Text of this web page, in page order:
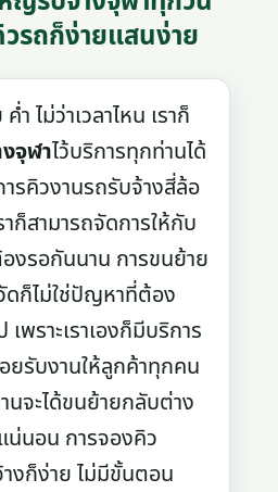
วรถก็ง่ายแสนง่าย
ไม่ว่าเวลาไหน เราก็
จุฬาไว้บริการทุกท่านได้
รคิวงานรถรับจ้างสี่ล้อ
ก็สามารถจัดการให้กับ
งรอกันนาน การขนย้าย
ก็ไม่ใช่ปัญหาที่ต้อง
พราะเราเองก็มีบริการ
ยรับงานให้ลูกค้าทุกคน
นจะได้ขนย้ายกลับต่าง
นอน การจองคิว
งก็ง่าย ไม่มีขั้นตอน